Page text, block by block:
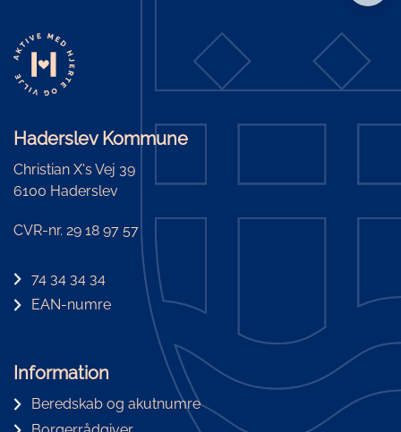
Haderslev Kommune
Christian X's Vej 39
6100 Haderslev
CVR-nr. 29 18 97 57
74 34 34 34
EAN-numre
Information
Beredskab og akutnumre